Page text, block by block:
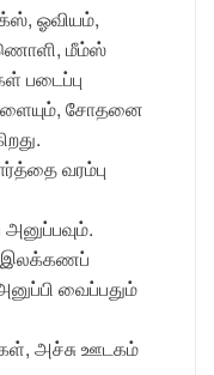
ஓவியம்,
மீம்ஸ்
படைப்பு
சோதனை
வரம்பு
இலக்கணப்
வைப்பதும்
அச்சு ஊடகம்